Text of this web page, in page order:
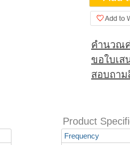
คำนวณ
ขอใบเส
สอบถา
Product
Frequency